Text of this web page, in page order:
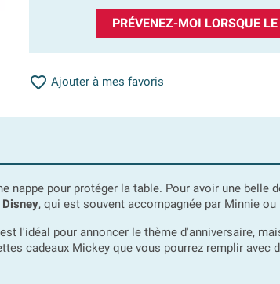
PRÉVENEZ-MOI LORSQUE
 Ajouter à mes favoris
nappe pour protéger la table. Pour avoir une belle
, qui est souvent accompagnée par Minnie ou
l'idéal pour annoncer le thème d'anniversaire,
cadeaux Mickey que vous pourrez remplir avec